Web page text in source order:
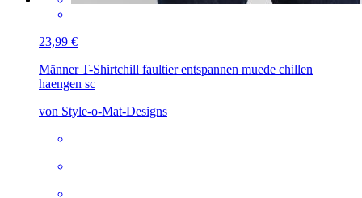
23,99 €
Männer T-Shirtchill faultier entspannen muede chillen
haengen sc
von Style-o-Mat-Designs